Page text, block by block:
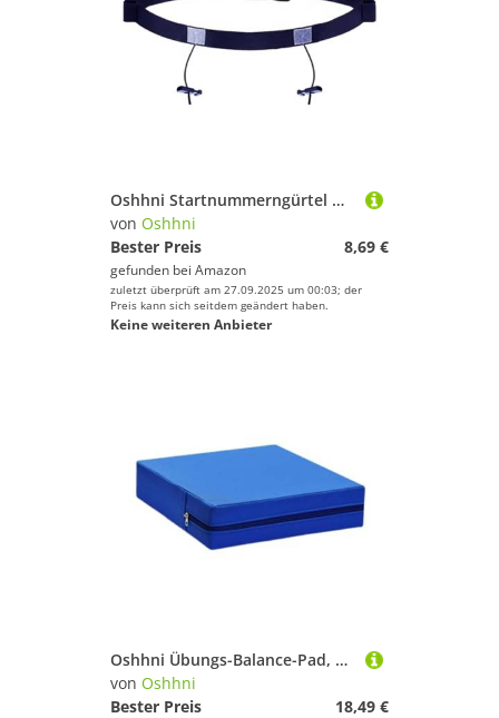
Oshhni Startnummerngürtel mit Gelschlaufen, dehnbar, für Läufer, Zubehör, professionell, verstellbar, Schwarz
von Oshhni
Bester Preis
8,69 €
gefunden bei Amazon
zuletzt überprüft am 27.09.2025 um 00:03; der
Preis kann sich seitdem geändert haben.
Keine weiteren Anbieter
Oshhni Übungs-Balance-Pad, Knöchelübung, tragbares, mehrzweckiges, rutschfestes, weiches Balance-Kissen, Yogamatte für Erwachsene, Stretching, 50x40x5cm
von Oshhni
Bester Preis
18,49 €